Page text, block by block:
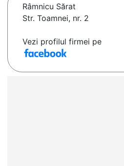
Râmnicu Sărat
Str. Toamnei, nr. 2
Vezi profilul firmei pe